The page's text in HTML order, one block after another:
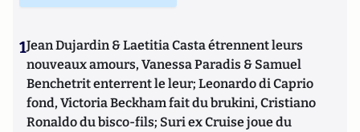
1Jean Dujardin & Laetitia Casta étrennent leurs
nouveaux amours, Vanessa Paradis & Samuel
Benchetrit enterrent le leur; Leonardo di Caprio
fond, Victoria Beckham fait du brukini, Cristiano
Ronaldo du bisco-fils; Suri ex Cruise joue du